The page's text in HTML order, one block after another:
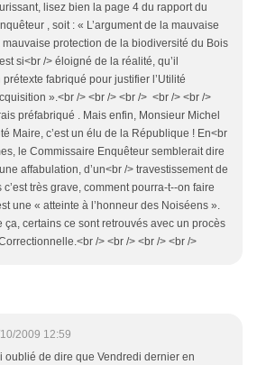
lisez bien la page 4 du rapport du
, soit : « L’argument de la mauvaise
protection de la biodiversité du Bois
si<br /> éloigné de la réalité, qu’il
fabriqué pour justifier l’Utilité
».<br /> <br /> <br /> <br /> <br />
préfabriqué . Mais enfin, Monsieur Michel
Maire, c’est un élu de la République ! En<br
le Commissaire Enquêteur semblerait dire
affabulation, d’un<br /> travestissement de
très grave, comment pourra-t--on faire
une « atteinte à l’honneur des Noiséens ».
ça, certains ce sont retrouvés avec un procès
/> <br /> <br /> <br />
2009 12:59
oublié de dire que Vendredi dernier en